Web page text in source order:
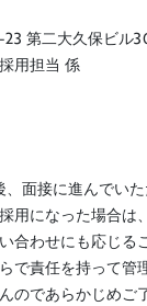
第二大久保ビル
用担当 係
面接に進んでい
用になった場合は
合わせにも応じる
で責任を持って管
のであらかじめご